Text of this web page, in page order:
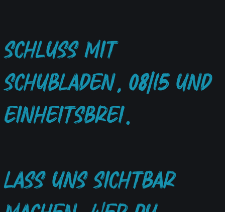
SCHLUSS MIT
SCHUBLADEN, 08/15 UND
EINHEITSBREI.
LASS UNS SICHTBAR